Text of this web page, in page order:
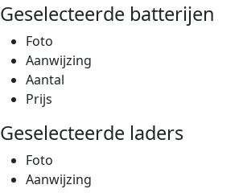
Geselecteerde batterijen
Foto
Aanwijzing
Aantal
Prijs
Geselecteerde laders
Foto
Aanwijzing